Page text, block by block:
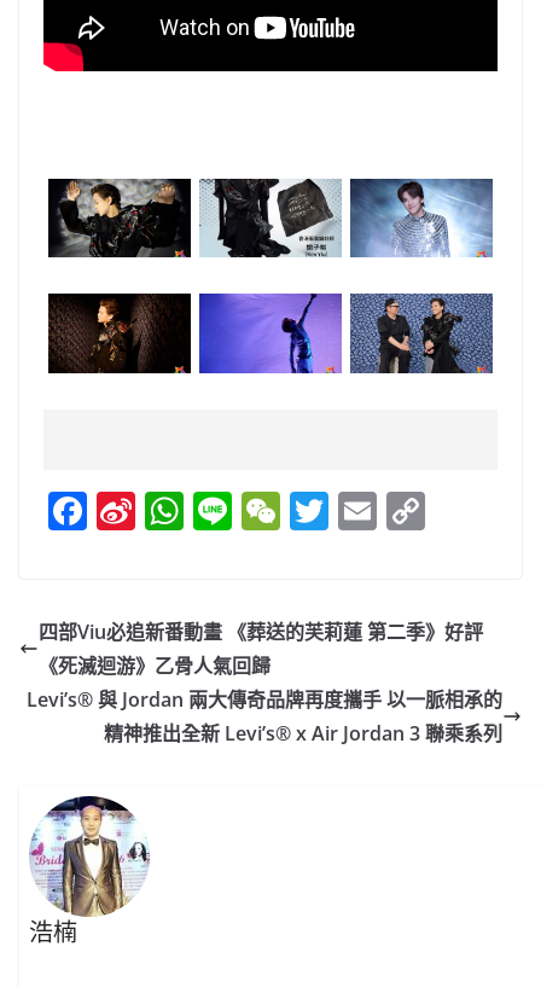
F
e
b
o
o
Si
W
ei
b
o
W
s
A
p
p
Li W
h
T
er
E
l y
n
k
四部Viu必追新番動畫 《葬送的芙莉蓮 第二季》好評
《死滅迴游》乙骨人氣回歸
Levi’s® 與 Jordan 兩大傳奇品牌再度攜手 以一脈相承的
精神推出全新 Levi’s® x Air Jordan 3 聯乘系列
浩楠